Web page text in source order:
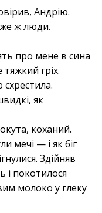
Андрію.
же ж люди.
про мене в сина
гріх.
як
коханий.
мечі — і як біг
Здійняв
і покотилося
молоко у глеку